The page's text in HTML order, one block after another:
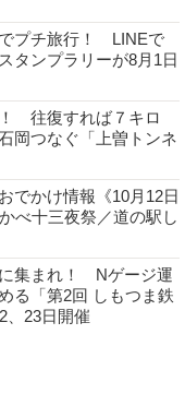
プチ旅行！ LINEで
タンプラリーが8月1日
往復すれば７キロ
岡つなぐ「上曽トンネ
でかけ情報《10月12日
べ十三夜祭／道の駅し
集まれ！ Nゲージ運
る「第2回 しもつま鉄
、23日開催